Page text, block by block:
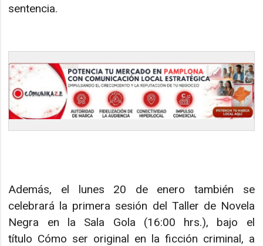
sentencia.
Además, el lunes 20 de enero también se
celebrará la primera sesión del Taller de Novela
Negra en la Sala Gola (16:00 hrs.), bajo el
título Cómo ser original en la ficción criminal, a